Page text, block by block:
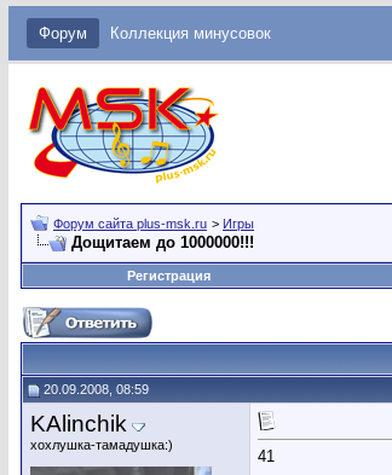
Форум Коллекция минусовок
Форум сайта plus-msk.ru > Игры
Дощитаем до 1000000!!!
Регистрация
20.09.2008, 08:59
KAlinchik
хохлушка-тамадушка:)
41